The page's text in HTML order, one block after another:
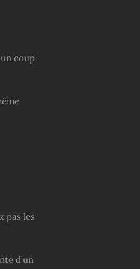
coup
pas les
d’un